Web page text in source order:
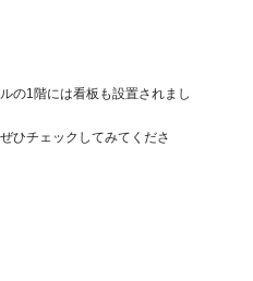
の1階には看板も設置されまし
ひチェックしてみてくださ